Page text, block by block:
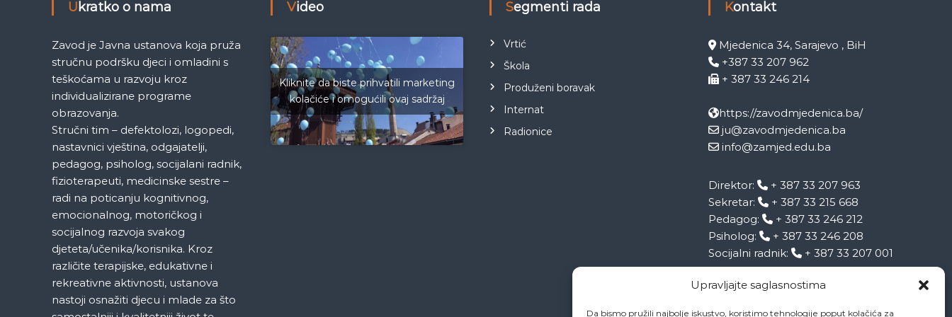
Upravljajte saglasnostima
Da bismo pružili najbolje iskustvo, koristimo tehnologije poput kolačića za
e
d
e
n
c
a
S
a
r
a
j
e
v
Ukratko o nama
Zavod je Javna ustanova koja pruža
stručnu podršku djeci i omladini s
teškoćama u razvoju kroz
individualizirane programe
obrazovanja.
Stručni tim – defektolozi, logopedi,
nastavnici vještina, odgajatelji,
pedagog, psiholog, socijalani radnik,
fizioterapeuti, medicinske sestre –
radi na poticanju kognitivnog,
emocionalnog, motoričkog i
socijalnog razvoja svakog
djeteta/učenika/korisnika. Kroz
različite terapijske, edukativne i
rekreativne aktivnosti, ustanova
nastoji osnažiti djecu i mlade za što
Video
Kliknite da biste prihvatili marketing
kolačiće i omogućili ovaj sadržaj
Segmenti rada
Vrtić
Škola
Produženi boravak
Internat
Radionice
Kontakt
Mjedenica 34, Sarajevo , BiH
+387 33 207 962
+ 387 33 246 214
https://zavodmjedenica.ba/
ju@zavodmjedenica.ba
info@zamjed.edu.ba
Direktor:
+ 387 33 207 963
Sekretar:
+ 387 33 215 668
Pedagog:
+ 387 33 246 212
Psiholog:
+ 387 33 246 208
Socijalni radnik:
+ 387 33 207 001